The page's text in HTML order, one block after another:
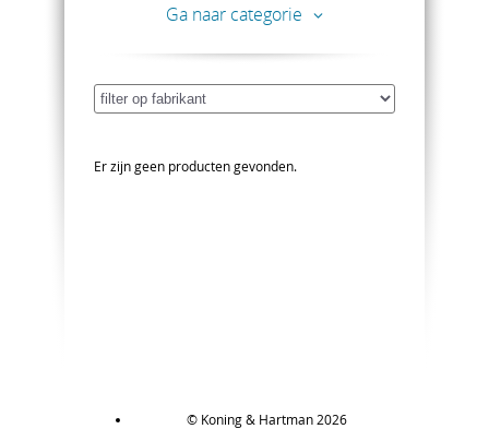
Ga naar categorie
Er zijn geen producten gevonden.
© Koning & Hartman 2026